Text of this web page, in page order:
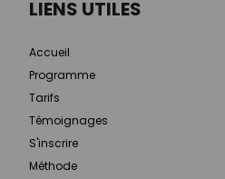
LIENS UTILES
Accueil
Programme
Tarifs
Témoignages
S'inscrire
Méthode